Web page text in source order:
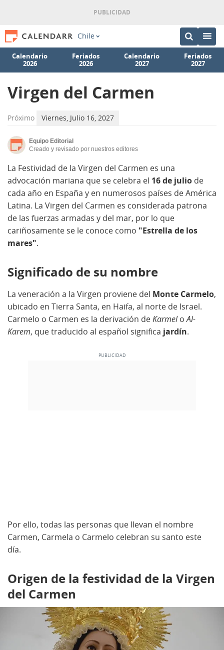
Chile
Calendario
2026
Feriados
2026
Calendario
2027
Feriados
2027
Virgen del Carmen
Próximo Viernes, Julio 16, 2027
Equipo Editorial
Creado y revisado por nuestros editores
La Festividad de la Virgen del Carmen es una
advocación mariana que se celebra el 16 de julio de
cada año en España y en numerosos países de América
Latina. La Virgen del Carmen es considerada patrona
de las fuerzas armadas y del mar, por lo que
cariñosamente se le conoce como "Estrella de los
mares".
Significado de su nombre
La veneración a la Virgen proviene del Monte Carmelo,
ubicado en Tierra Santa, en Haifa, al norte de Israel.
Carmelo o Carmen es la derivación deKarmeloAl-
Karem, que traducido al español significa jardín.
Por ello, todas las personas que llevan el nombre
Carmen, Carmela o Carmelo celebran su santo este
día.
Origen de la festividad de la Virgen
del Carmen